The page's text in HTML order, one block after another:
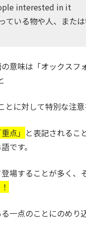
interested in it
ている物や人、また
意味は「オックスフ
に対して特別な注
点」 と表記されるこ
です。
場することが多く、
一点のことにのめ